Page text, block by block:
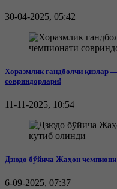
30-04-2025, 05:42
Хоразмлик гандболчи қизлар
совриндорлари!
11-11-2025, 10:54
Дзюдо бўйича Жаҳон чемпиони
6-09-2025, 07:37